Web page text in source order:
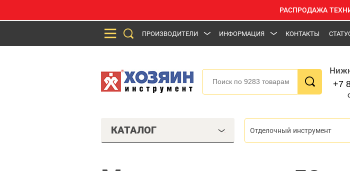
РАСПРОДАЖА
ПРОИЗВОДИТЕЛИ ИНФОРМАЦИЯ КОНТАКТЫ
+7
КАТАЛОГ Отделочный инструмент